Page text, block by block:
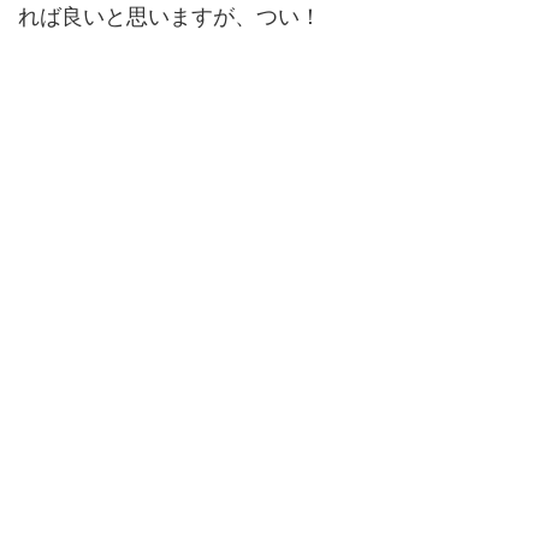
れば良いと思いますが、つい！